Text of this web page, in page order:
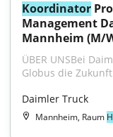
Koordinator
Management
Mannheim (M/
ÜBER UNSBei
Globus die
Daimler Truck
Mannheim, Raum